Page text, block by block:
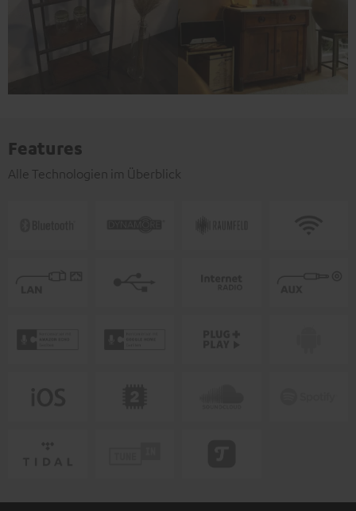
Features
Alle Technologien im Überblick